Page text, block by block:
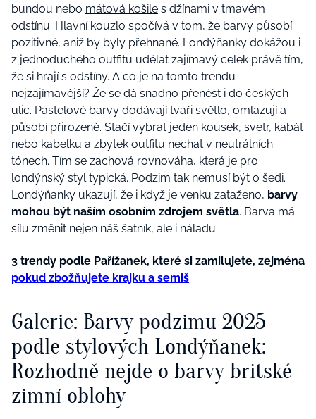
bundou nebo mátová košile s džínami v tmavém
odstínu. Hlavní kouzlo spočívá v tom, že barvy působí
pozitivně, aniž by byly přehnané. Londýňanky dokážou i
z jednoduchého outfitu udělat zajímavý celek právě tím,
že si hrají s odstíny. A co je na tomto trendu
nejzajímavější? Že se dá snadno přenést i do českých
ulic. Pastelové barvy dodávají tváři světlo, omlazují a
působí přirozeně. Stačí vybrat jeden kousek, svetr, kabát
nebo kabelku a zbytek outfitu nechat v neutrálních
tónech. Tím se zachová rovnováha, která je pro
londýnský styl typická. Podzim tak nemusí být o šedi.
Londýňanky ukazují, že i když je venku zataženo, barvy
mohou být naším osobním zdrojem světla. Barva má
sílu změnit nejen náš šatník, ale i náladu.
3 trendy podle Pařížanek, které si zamilujete, zejména
pokud zbožňujete krajku a semiš
Galerie: Barvy podzimu 2025
podle stylových Londýňanek:
Rozhodně nejde o barvy britské
zimní oblohy